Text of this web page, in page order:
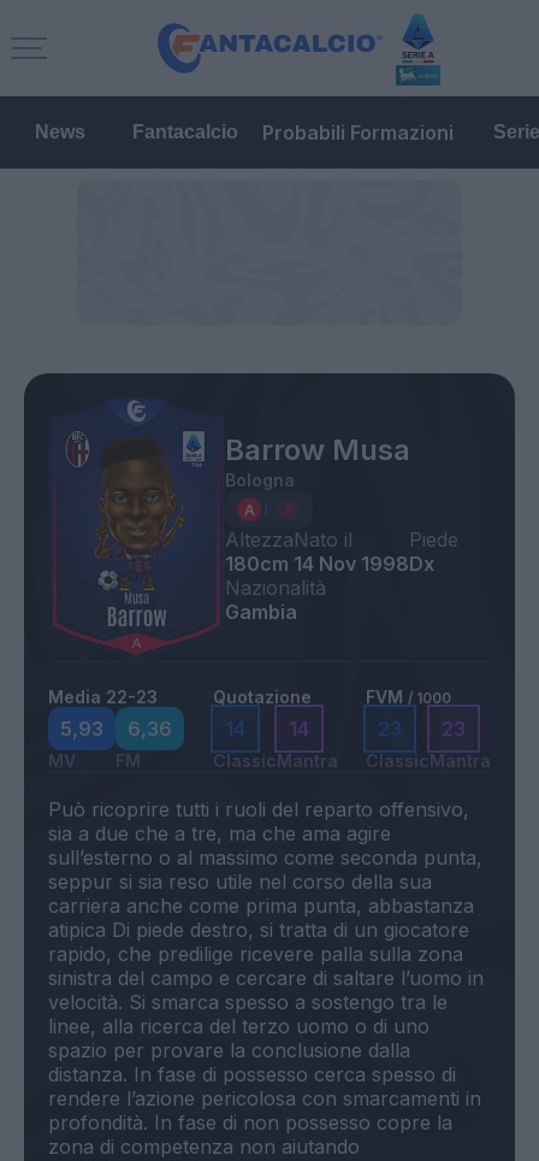
News Fantacalcio Probabili Formazioni
Barrow Musa
Bologna
Altezza
180cm
Nato il
14 Nov 1998
Piede
Dx
Nazionalità
Gambia
Media 22-23
5,93
MV
6,36
FM
Quotazione
14
Classic
14
Mantra
FVM / 1000
23
Classic
23
Mantra
Può ricoprire tutti i ruoli del reparto offensivo,
sia a due che a tre, ma che ama agire
sull’esterno o al massimo come seconda punta,
seppur si sia reso utile nel corso della sua
carriera anche come prima punta, abbastanza
atipica Di piede destro, si tratta di un giocatore
rapido, che predilige ricevere palla sulla zona
sinistra del campo e cercare di saltare l’uomo in
velocità. Si smarca spesso a sostengo tra le
linee, alla ricerca del terzo uomo o di uno
spazio per provare la conclusione dalla
distanza. In fase di possesso cerca spesso di
rendere l’azione pericolosa con smarcamenti in
profondità. In fase di non possesso copre la
zona di competenza non aiutando